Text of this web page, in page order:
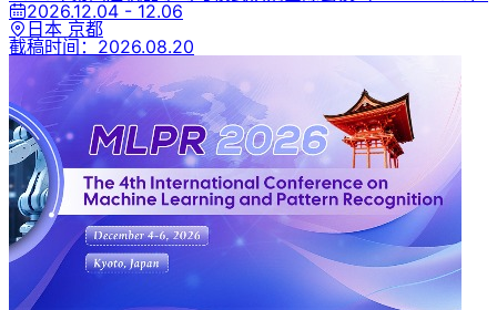
2026.12.04 - 12.06
日本 京都
截稿时间： 2026.08.20